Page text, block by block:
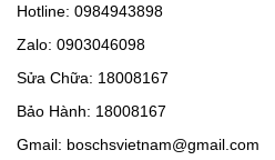
Hotline: 0984943898
Zalo: 0903046098
Sửa Chữa: 18008167
Bảo Hành: 18008167
Gmail: boschsvietnam@gmail.com